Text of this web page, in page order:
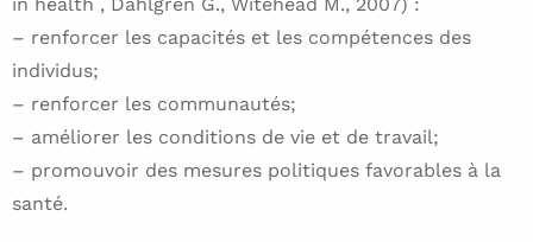
– renforcer les capacités et les compétences des
individus;
– renforcer les communautés;
– améliorer les conditions de vie et de travail;
– promouvoir des mesures politiques favorables à la
santé.